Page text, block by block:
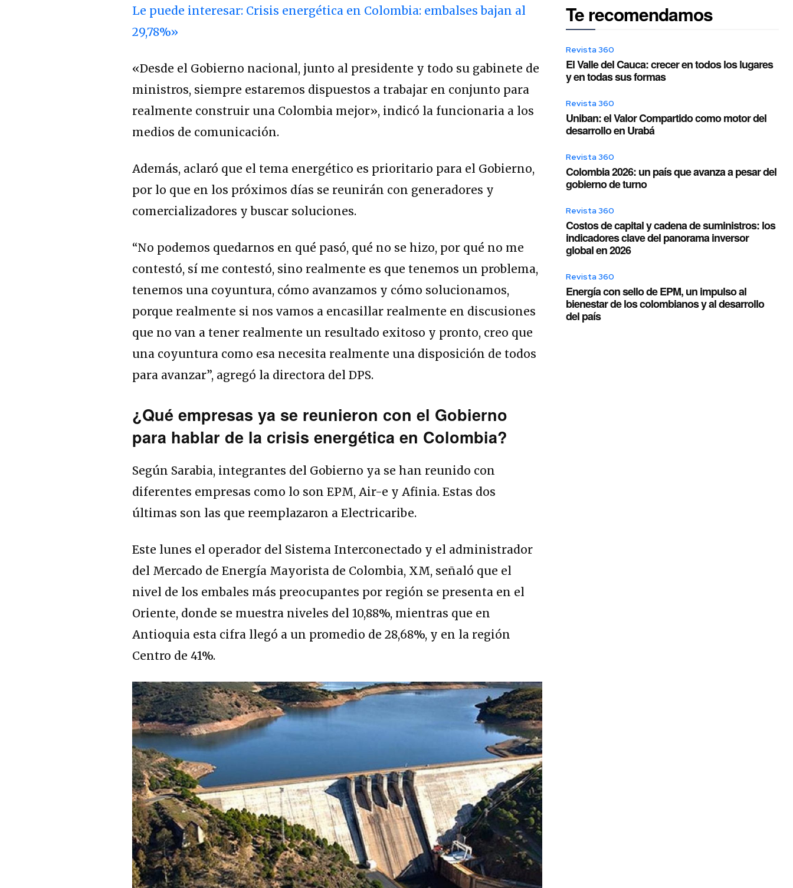
Le puede interesar: Crisis energética en Colombia: embalses bajan al
29,78%»
«Desde el Gobierno nacional, junto al presidente y todo su gabinete de
ministros, siempre estaremos dispuestos a trabajar en conjunto para
realmente construir una Colombia mejor», indicó la funcionaria a los
medios de comunicación.
Además, aclaró que el tema energético es prioritario para el Gobierno,
por lo que en los próximos días se reunirán con generadores y
comercializadores y buscar soluciones.
“No podemos quedarnos en qué pasó, qué no se hizo, por qué no me
contestó, sí me contestó, sino realmente es que tenemos un problema,
tenemos una coyuntura, cómo avanzamos y cómo solucionamos,
porque realmente si nos vamos a encasillar realmente en discusiones
que no van a tener realmente un resultado exitoso y pronto, creo que
una coyuntura como esa necesita realmente una disposición de todos
para avanzar”, agregó la directora del DPS.
¿Qué empresas ya se reunieron con el Gobierno
para hablar de la crisis energética en Colombia?
Según Sarabia, integrantes del Gobierno ya se han reunido con
diferentes empresas como lo son EPM, Air-e y Afinia. Estas dos
últimas son las que reemplazaron a Electricaribe.
Este lunes el operador del Sistema Interconectado y el administrador
del Mercado de Energía Mayorista de Colombia, XM, señaló que el
nivel de los embales más preocupantes por región se presenta en el
Oriente, donde se muestra niveles del 10,88%, mientras que en
Antioquia esta cifra llegó a un promedio de 28,68%, y en la región
Centro de 41%.
Te recomendamos
Revista 360
El Valle del Cauca: crecer en todos los lugares
y en todas sus formas
Revista 360
Uniban: el Valor Compartido como motor del
desarrollo en Urabá
Revista 360
Colombia 2026: un país que avanza a pesar del
gobierno de turno
Revista 360
Costos de capital y cadena de suministros: los
indicadores clave del panorama inversor
global en 2026
Revista 360
Energía con sello de EPM, un impulso al
bienestar de los colombianos y al desarrollo
del país